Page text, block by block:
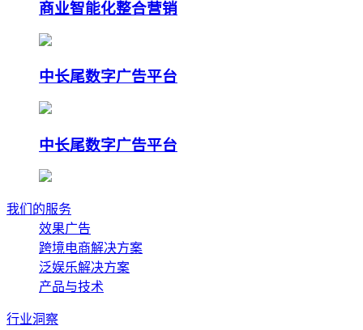
商业智能化整合营销
中长尾数字广告平台
中长尾数字广告平台
我们的服务
效果广告
跨境电商解决方案
泛娱乐解决方案
产品与技术
行业洞察